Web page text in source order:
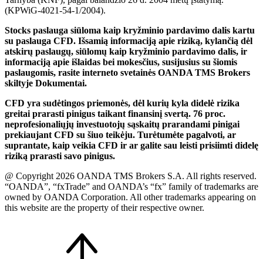
(KPWiG-4021-54-1/2004).
Stocks paslauga siūloma kaip kryžminio pardavimo dalis kartu
su paslauga CFD. Išsamią informaciją apie riziką, kylančią dėl
atskirų paslaugų, siūlomų kaip kryžminio pardavimo dalis, ir
informaciją apie išlaidas bei mokesčius, susijusius su šiomis
paslaugomis, rasite interneto svetainės OANDA TMS Brokers
skiltyje Dokumentai.
CFD yra sudėtingos priemonės, dėl kurių kyla didelė rizika
greitai prarasti pinigus taikant finansinį svertą. 76 proc.
neprofesionaliųjų investuotojų sąskaitų prarandami pinigai
prekiaujant CFD su šiuo teikėju. Turėtumėte pagalvoti, ar
suprantate, kaip veikia CFD ir ar galite sau leisti prisiimti didelę
riziką prarasti savo pinigus.
@ Copyright 2026 OANDA TMS Brokers S.A. All rights reserved.
“OANDA”, “fxTrade” and OANDA’s “fx” family of trademarks are
owned by OANDA Corporation. All other trademarks appearing on
this website are the property of their respective owner.